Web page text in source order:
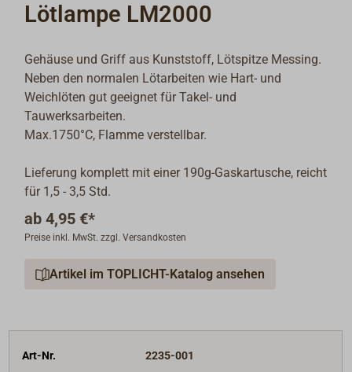
Lötlampe LM2000
Gehäuse und Griff aus Kunststoff, Lötspitze Messing.
Neben den normalen Lötarbeiten wie Hart- und
Weichlöten gut geeignet für Takel- und
Tauwerksarbeiten.
Max.1750°C, Flamme verstellbar.
Lieferung komplett mit einer 190g-Gaskartusche, reicht
für 1,5 - 3,5 Std.
ab 4,95 €*
Preise inkl. MwSt. zzgl. Versandkosten
Artikel im TOPLICHT-Katalog ansehen
Art-Nr.
2235-001